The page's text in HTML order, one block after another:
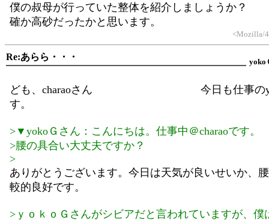
僕の叔母が行っていた整体を紹介しましょうか？
確か高砂だったかと思います。
<Mozilla/
Re:あらら・・・ yoko
ども、charaoさん 今日も仕事の
す。
>▼yokoＧさん：こんにちは。仕事中＠charaoです。
>腰の具合い大丈夫ですか？
>
ありがとうございます。今日は天気が良いせいか、
較的良好です。
>ｙｏｋｏＧさんがシビアだと言われていますが、僕